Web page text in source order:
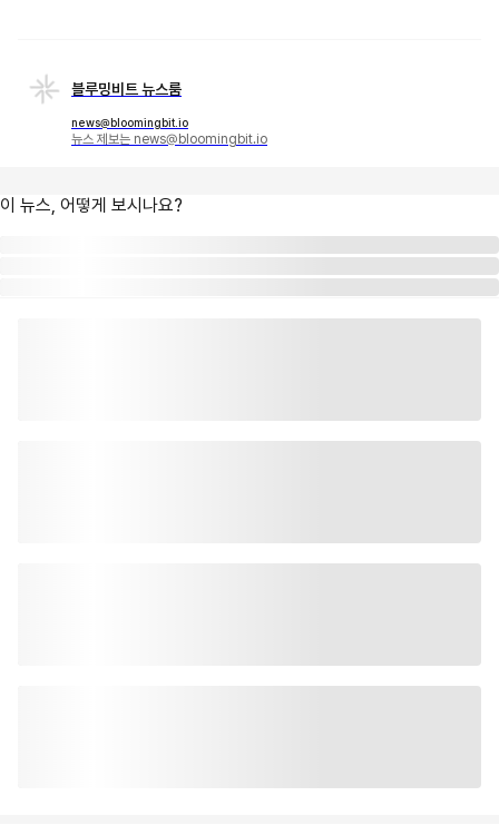
블루밍비트 뉴스룸
news@bloomingbit.io
뉴스 제보는 news@bloomingbit.io
이 뉴스, 어떻게 보시나요?